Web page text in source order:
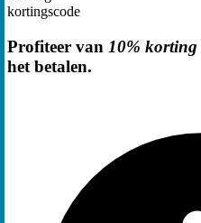
kortingscode
Profiteer van 10% korting
het betalen.